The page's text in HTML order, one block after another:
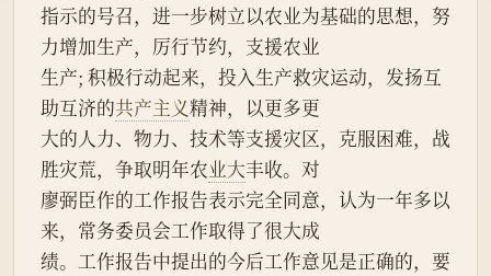
指示的号召，进一步树立以农业为基础的思想，努
力增加生产，厉行节约，支援农业
生产; 积极行动起来，投入生产救灾运动，发扬互
助互济的共产主义精神，以更多更
大的人力、物力、技术等支援灾区，克服困难，战
胜灾荒，争取明年农业大丰收。对
廖弼臣作的工作报告表示完全同意，认为一年多以
来，常务委员会工作取得了很大成
绩。工作报告中提出的今后工作意见是正确的，要